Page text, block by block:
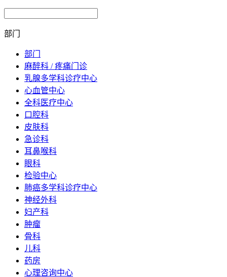
部门
部门
麻醉科 / 疼痛门诊
乳腺多学科诊疗中心
心血管中心
全科医疗中心
口腔科
皮肤科
急诊科
耳鼻喉科
眼科
检验中心
肺癌多学科诊疗中心
神经外科
妇产科
肿瘤
骨科
儿科
药房
心理咨询中心